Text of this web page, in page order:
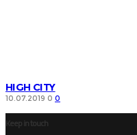
HIGH CITY
10.07.2019 0 0
Keep in touch